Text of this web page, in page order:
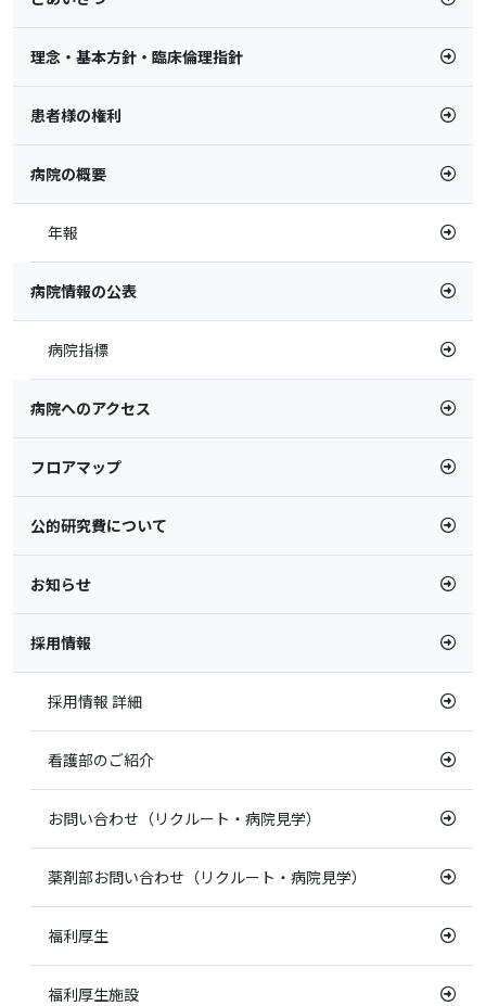
理念・基本方針・臨床倫理指針
患者様の権利
病院の概要
年報
病院情報の公表
病院指標
病院へのアクセス
フロアマップ
公的研究費について
お知らせ
採用情報
採用情報 詳細
看護部のご紹介
お問い合わせ（リクルート・病院見学）
薬剤部お問い合わせ（リクルート・病院見学）
福利厚生
福利厚生施設